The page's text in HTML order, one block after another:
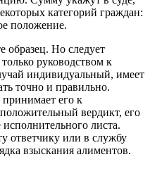
категорий граждан:
положение.
образец. Но следует
руководством к
индивидуальный, имеет
точно и правильно.
его к
вердикт, его
листа.
ответчику или в службу
взыскания алиментов.